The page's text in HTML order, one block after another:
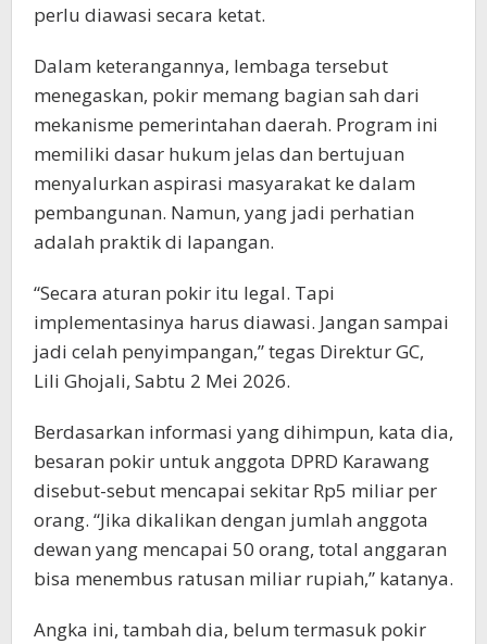
perlu diawasi secara ketat.
Dalam keterangannya, lembaga tersebut
menegaskan, pokir memang bagian sah dari
mekanisme pemerintahan daerah. Program ini
memiliki dasar hukum jelas dan bertujuan
menyalurkan aspirasi masyarakat ke dalam
pembangunan. Namun, yang jadi perhatian
adalah praktik di lapangan.
“Secara aturan pokir itu legal. Tapi
implementasinya harus diawasi. Jangan sampai
jadi celah penyimpangan,” tegas Direktur GC,
Lili Ghojali, Sabtu 2 Mei 2026.
Berdasarkan informasi yang dihimpun, kata dia,
besaran pokir untuk anggota DPRD Karawang
disebut-sebut mencapai sekitar Rp5 miliar per
orang. “Jika dikalikan dengan jumlah anggota
dewan yang mencapai 50 orang, total anggaran
bisa menembus ratusan miliar rupiah,” katanya.
Angka ini, tambah dia, belum termasuk pokir